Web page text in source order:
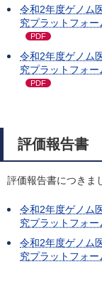
令和2年度ゲノム
究プラットフォ
PDF
令和2年度ゲノム
究プラットフォ
PDF
評価報告書
評価報告書につきま
令和2年度ゲノム
究プラットフォ
令和2年度ゲノム
究プラットフォ